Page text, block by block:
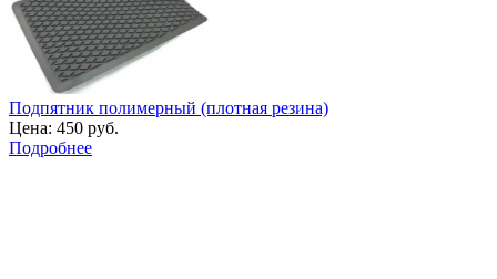
Подпятник полимерный (плотная резина)
Цена: 450 руб.
Подробнее